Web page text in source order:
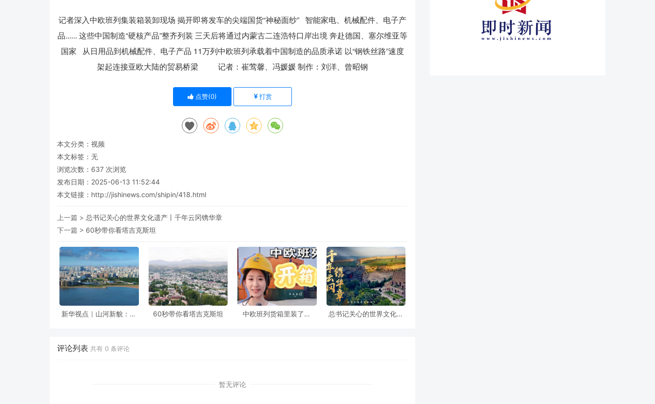
记者深入中欧班列集装箱装卸现场 揭开即将发车的尖端国货“神秘面纱” 智能家电、机械配件、电子产
品...... 这些中国制造“硬核产品”整齐列装 三天后将通过内蒙古二连浩特口岸出境 奔赴德国、塞尔维亚等
国家 从日用品到机械配件、电子产品 11万列中欧班列承载着中国制造的品质承诺 以“钢铁丝路”速度
架起连接亚欧大陆的贸易桥梁 记者：崔莺馨、冯媛媛 制作：刘洋、曾昭钢
点赞(0) 打赏
本文分类： 视频
本文标签：无
浏览次数： 637 次浏览
发布日期：2025-06-13 11:52:44
本文链接： http://jishinews.com/shipin/418.html
上一篇 > 总书记关心的世界文化遗产丨千年云冈镌华章
下一篇 > 60秒带你看塔吉克斯坦
新华视点｜山河新貌：多
60秒带你看塔吉克斯坦
中欧班列货箱里装了什
总书记关心的世界文化遗
评论列表 共有 0 条评论
暂无评论